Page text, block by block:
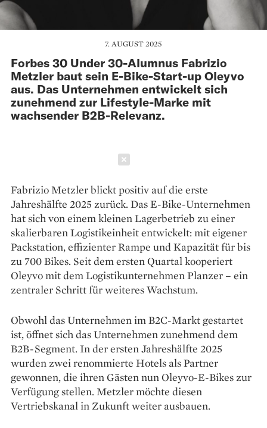
7. AUGUST 2025
Forbes 30 Under 30-Alumnus Fabrizio
Metzler baut sein E-Bike-Start-up Oleyvo
aus. Das Unternehmen entwickelt sich
zunehmend zur Lifestyle-Marke mit
wachsender B2B-Relevanz.
Fabrizio Metzler blickt positiv auf die erste
Jahreshälfte 2025 zurück. Das E-Bike-Unternehmen
hat sich von einem kleinen Lagerbetrieb zu einer
skalierbaren Logistikeinheit entwickelt: mit eigener
Packstation, effizienter Rampe und Kapazität für bis
zu 700 Bikes. Seit dem ersten Quartal kooperiert
Oleyvo mit dem Logistikunternehmen Planzer – ein
zentraler Schritt für weiteres Wachstum.
Obwohl das Unternehmen im B2C-Markt gestartet
ist, öffnet sich das Unternehmen zunehmend dem
B2B-Segment. In der ersten Jahreshälfte 2025
wurden zwei renommierte Hotels als Partner
gewonnen, die ihren Gästen nun Oleyvo-E-Bikes zur
Verfügung stellen. Metzler möchte diesen
Vertriebskanal in Zukunft weiter ausbauen.